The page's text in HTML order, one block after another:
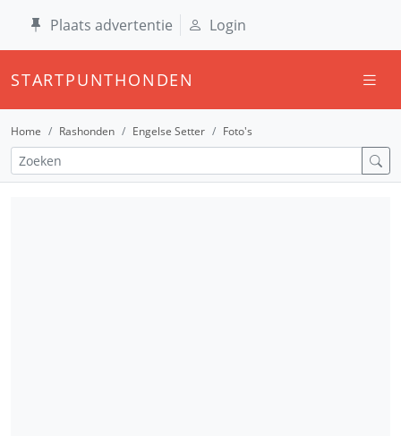
Plaats advertentie Login
STARTPUNTHONDEN
Home Rashonden Engelse Setter Foto's